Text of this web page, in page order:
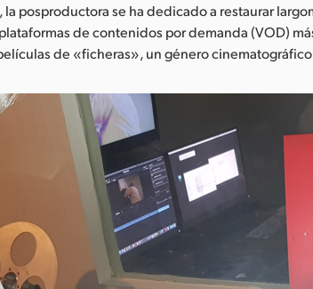
posproductora se ha dedicado a restaurar
de contenidos por demanda (VOD)
de «ficheras», un género